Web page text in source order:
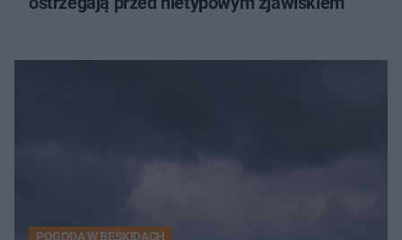
POGODA W BESKIDACH